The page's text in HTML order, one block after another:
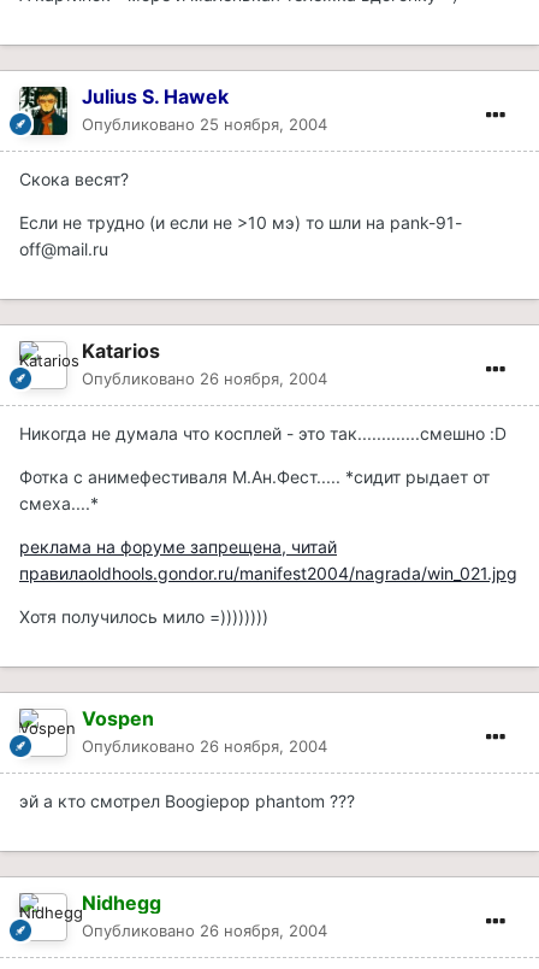
Julius S. Hawek
Опубликовано 25 ноября, 2004
Скока весят?
Если не трудно (и если не >10 мэ) то шли на pank-91-
off@mail.ru
Katarios
Опубликовано 26 ноября, 2004
Никогда не думала что косплей - это так.............смешно :D
Фотка с анимефестиваля М.Ан.Фест..... *сидит рыдает от
смеха....*
реклама на форуме запрещена, читай
правилаoldhools.gondor.ru/manifest2004/nagrada/win_021.jpg
Хотя получилось мило =))))))))
Vospen
Опубликовано 26 ноября, 2004
эй а кто смотрел Boogiepop phantom ???
Nidhegg
Опубликовано 26 ноября, 2004